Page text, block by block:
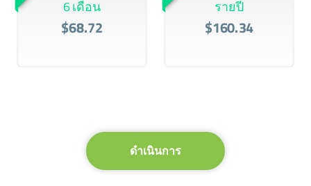
6 เดือน
$68.72
รายปี
$160.34
ดำเนินการ